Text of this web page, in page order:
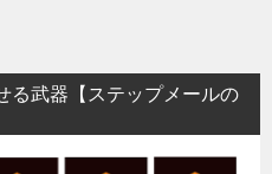
る武器【ステップメールの